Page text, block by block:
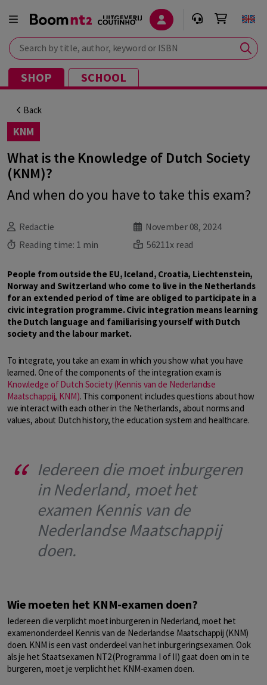
Search by title, author, keyword or ISBN
SHOP SCHOOL
Back
KNM
What is the Knowledge of Dutch Society
(KNM)?
And when do you have to take this exam?
Redactie
November 08, 2024
Reading time: 1 min 56211x read
People from outside the EU, Iceland, Croatia, Liechtenstein,
Norway and Switzerland who come to live in the Netherlands
for an extended period of time are obliged to participate in a
civic integration programme. Civic integration means learning
the Dutch language and familiarising yourself with Dutch
society and the labour market.
To integrate, you take an exam in which you show what you have
learned. One of the components of the integration exam is
Knowledge of Dutch Society (Kennis van de Nederlandse
Maatschappij, KNM). This component includes questions about how
we interact with each other in the Netherlands, about norms and
values, about Dutch history, the education system and healthcare.
Iedereen die moet inburgeren
in Nederland, moet het
examen Kennis van de
Nederlandse Maatschappij
doen.
Wie moeten het KNM-examen doen?
Iedereen die verplicht moet inburgeren in Nederland, moet het
examenonderdeel Kennis van de Nederlandse Maatschappij (KNM)
doen. KNM is een vast onderdeel van het inburgeringsexamen. Ook
als je het Staatsexamen NT2 (Programma I of II) gaat doen om in te
burgeren, moet je verplicht het KNM-examen doen.